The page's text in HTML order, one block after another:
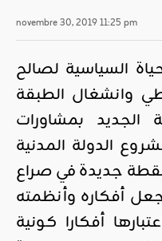
novembre 30, 2019 11:25 pm
السياسية لصالح
وانشغال الطبقة
الجديد بمشاورات
الدولة المدنية
جديدة في صراع
أفكاره وأنظمته
أفكارا كونية